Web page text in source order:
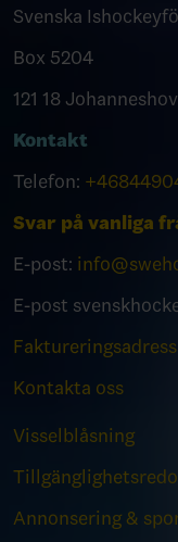
Svenska
Box 5204
121 18 Johanneshov
Kontakt
Telefon:
Svar på vanliga
E-post:
E-post
Faktureringsadress
Kontakta oss
Visselblåsning
Annonsering &